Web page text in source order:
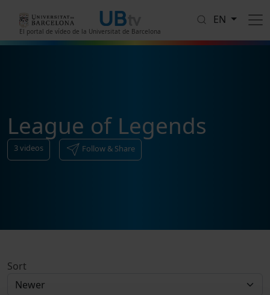
El portal de vídeo de la Universitat de Barcelona
EN
League of Legends
3videos Follow & Share
Sort